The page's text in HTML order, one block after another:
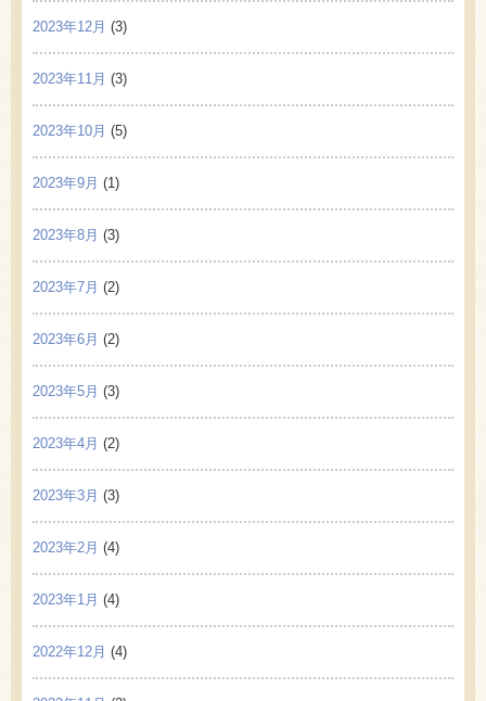
2023年12月 (3)
2023年11月 (3)
2023年10月 (5)
2023年9月 (1)
2023年8月 (3)
2023年7月 (2)
2023年6月 (2)
2023年5月 (3)
2023年4月 (2)
2023年3月 (3)
2023年2月 (4)
2023年1月 (4)
2022年12月 (4)